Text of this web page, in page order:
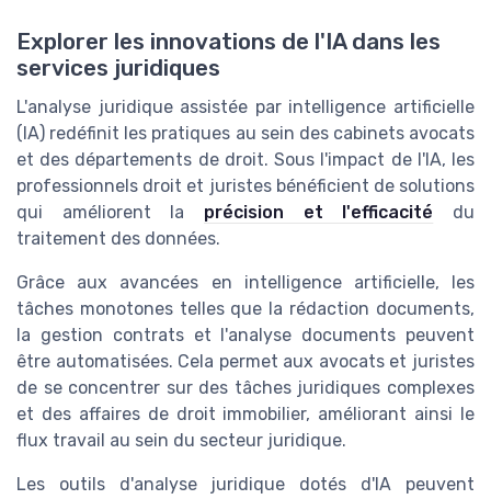
Explorer les innovations de l'IA dans les
services juridiques
L'analyse juridique assistée par intelligence artificielle
(IA) redéfinit les pratiques au sein des cabinets avocats
et des départements de droit. Sous l'impact de l'IA, les
professionnels droit et juristes bénéficient de solutions
qui améliorent la précision et l'efficacité du
traitement des données.
Grâce aux avancées en intelligence artificielle, les
tâches monotones telles que la rédaction documents,
la gestion contrats et l'analyse documents peuvent
être automatisées. Cela permet aux avocats et juristes
de se concentrer sur des tâches juridiques complexes
et des affaires de droit immobilier, améliorant ainsi le
flux travail au sein du secteur juridique.
Les outils d'analyse juridique dotés d'IA peuvent